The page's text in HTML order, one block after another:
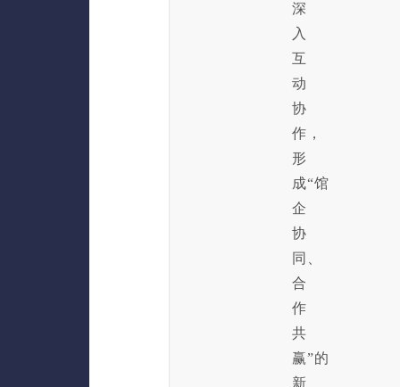
深
入
互
动
协
作，
形
成“馆
企
协
同、
合
作
共
赢”的
新